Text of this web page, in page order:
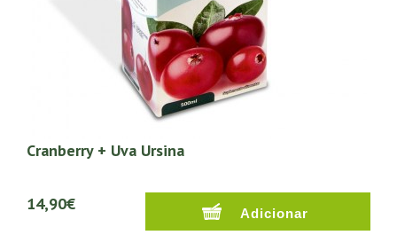
Cranberry + Uva Ursina
14,90€